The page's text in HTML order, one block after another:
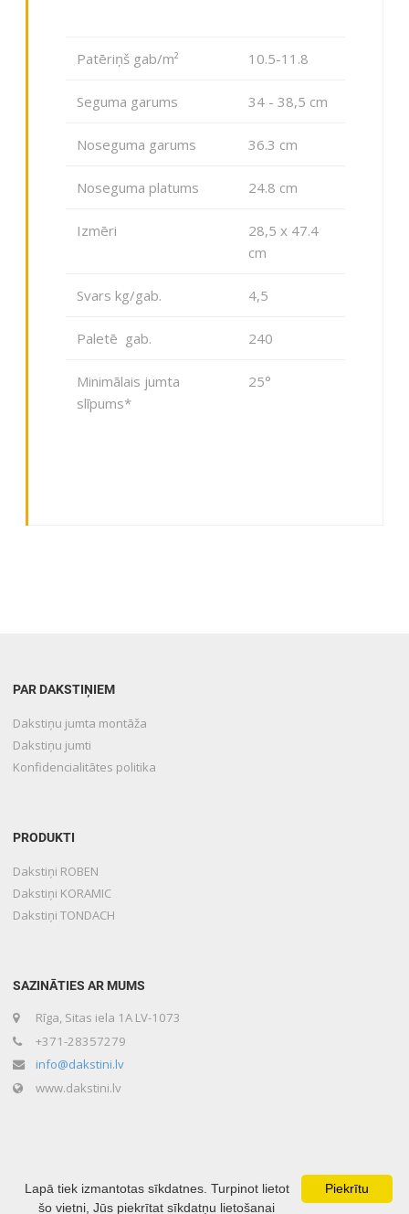
Patēriņš gab/m² 10.5-11.8
Seguma garums 34 - 38,5 сm
Noseguma garums 36.3 cm
Noseguma platums 24.8 cm
Izmēri
28,5 x 47.4
cm
Svars kg/gab. 4,5
Paletē gab. 240
Minimālais jumta
slīpums*
25°
PAR DAKSTIŅIEM
Dakstiņu jumta montāža
Dakstiņu jumti
Konfidencialitātes politika
PRODUKTI
Dakstiņi ROBEN
Dakstiņi KORAMIC
Dakstiņi TONDACH
SAZINĀTIES AR MUMS
Rīga, Sitas iela 1A LV-1073
+371-28357279
info@dakstini.lv
www.dakstini.lv
Piekrītu
Lapā tiek izmantotas sīkdatnes. Turpinot lietot
šo vietni, Jūs piekrītat sīkdatņu lietošanai